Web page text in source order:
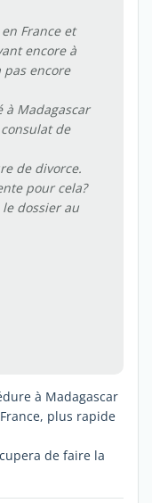
France et
encore à
pas encore
à Madagascar
de
de divorce.
pour cela?
dossier au
à Madagascar
plus rapide
de faire la